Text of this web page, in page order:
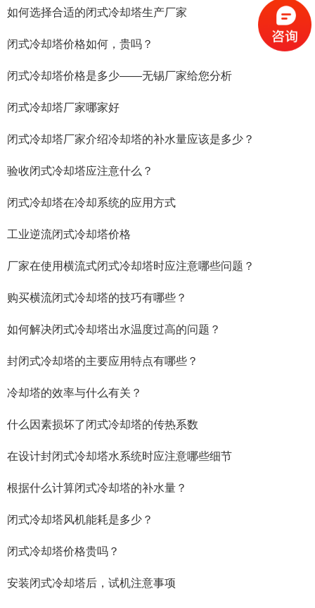
如何选择合适的闭式冷却塔生产厂家
闭式冷却塔价格如何，贵吗？
闭式冷却塔价格是多少——无锡厂家给您分析
闭式冷却塔厂家哪家好
闭式冷却塔厂家介绍冷却塔的补水量应该是多少？
验收闭式冷却塔应注意什么？
闭式冷却塔在冷却系统的应用方式
工业逆流闭式冷却塔价格
厂家在使用横流式闭式冷却塔时应注意哪些问题？
购买横流闭式冷却塔的技巧有哪些？
如何解决闭式冷却塔出水温度过高的问题？
封闭式冷却塔的主要应用特点有哪些？
冷却塔的效率与什么有关？
什么因素损坏了闭式冷却塔的传热系数
在设计封闭式冷却塔水系统时应注意哪些细节
根据什么计算闭式冷却塔的补水量？
闭式冷却塔风机能耗是多少？
闭式冷却塔价格贵吗？
安装闭式冷却塔后，试机注意事项